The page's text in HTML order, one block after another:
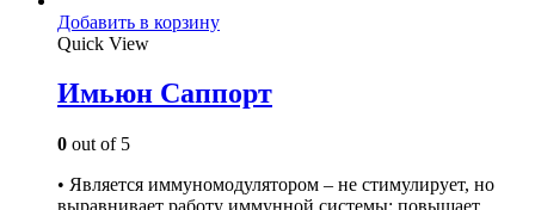
Добавить в корзину
Quick View
Имьюн Саппорт
0 out of 5
• Является иммуномодулятором – не стимулирует, но